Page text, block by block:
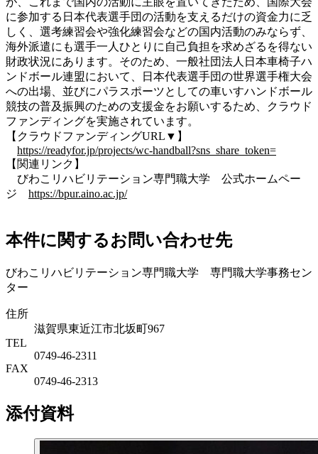
に参加する日本代表選手団の活動を支えるだけの資金力に乏
しく、選考練習会や強化練習会などの国内活動のみならず、
海外派遣にも選手一人ひとりに自己負担を求めざるを得ない
財政状況にあります。 そのため、一般社団法人日本車椅子ハ
ンドボール連盟において、日本代表選手団の世界選手権大会
への出場、並びにパラスポーツとしての車いすハンドボール
競技の普及振興のための支援金をお願いするため、クラウド
ファンディングを実施されています。
【クラウドファンディングURL▼】
https://readyfor.jp/projects/wc-handball?sns_share_token=
【関連リンク】
びわこリハビリテーション専門職大学 公式ホームペー
ジ https://bpur.aino.ac.jp/
本件に関するお問い合わせ先
びわこリハビリテーション専門職大学 専門職大学事務セン
ター
住所
滋賀県東近江市北坂町967
TEL
0749-46-2311
FAX
0749-46-2313
添付資料